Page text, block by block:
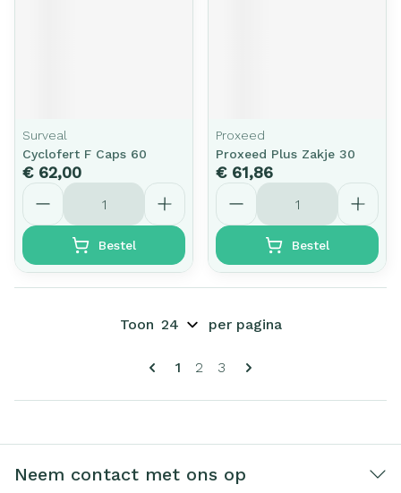
Surveal
Cyclofert F Caps 60
€ 62,00
Aantal
Bestel
Proxeed
Proxeed Plus Zakje 30
€ 61,86
Aantal
Bestel
Pagina's
U lees momenteel pagina
1 Pagina
2 Pagina
3
Toon per pagina
Neem contact met ons op